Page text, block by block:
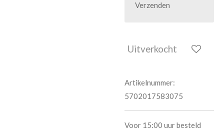
Verzenden
Uitverkocht
Artikelnummer:
5702017583075
Voor 15:00 uur besteld